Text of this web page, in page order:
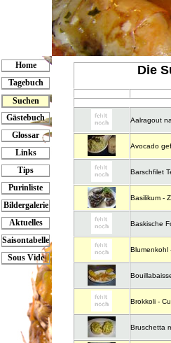
Home
Tagebuch
Suchen
Gästebuch
Glossar
Links
Tips
Purinliste
Bildergalerie
Aktuelles
Saisontabelle
Sous Vide
Die
Aalragout
Avocado
Barschfilet
Basilikum -
Baskische
Blumenkohl
Brokkoli -
Bruschetta